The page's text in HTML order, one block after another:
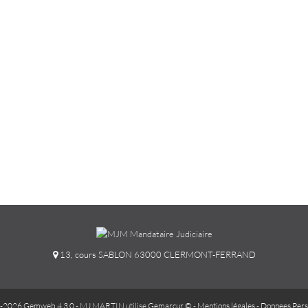
13, cours SABLON 63000 CLERMONT-FERRAND
Gemweb 4.3.0- MJ MARTIN utiliseGemarcur © - Mentions légales- Donnees